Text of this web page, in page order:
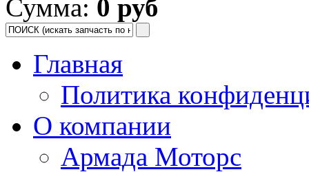
Сумма: 0 руб
Главная
Политика
О компании
Армада Моторс